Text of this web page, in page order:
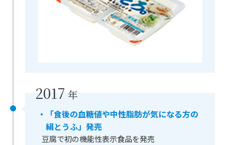
2017 年
・「食後の血糖値や中性脂肪が気になる方の
絹とうふ」発売
豆腐で初の機能性表示食品を発売